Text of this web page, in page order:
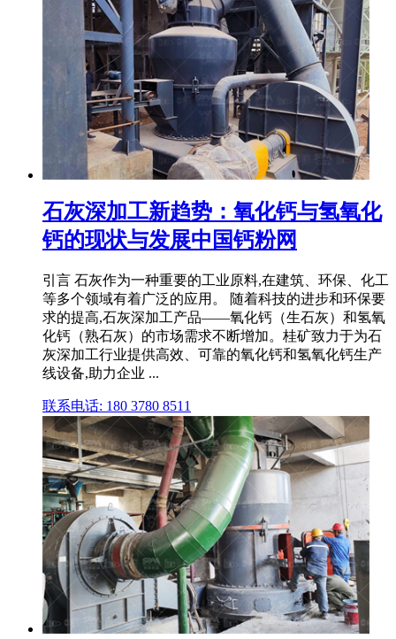
石灰深加工新趋势：氧化钙与氢氧化
钙的现状与发展中国钙粉网
引言 石灰作为一种重要的工业原料,在建筑、环保、化工
等多个领域有着广泛的应用。 随着科技的进步和环保要
求的提高,石灰深加工产品——氧化钙（生石灰）和氢氧
化钙（熟石灰）的市场需求不断增加。桂矿致力于为石
灰深加工行业提供高效、可靠的氧化钙和氢氧化钙生产
线设备,助力企业 ...
联系电话: 180 3780 8511